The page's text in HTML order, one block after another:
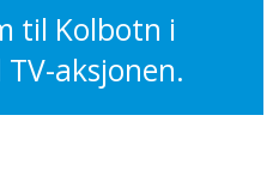
til Kolbotn i
aksjonen.